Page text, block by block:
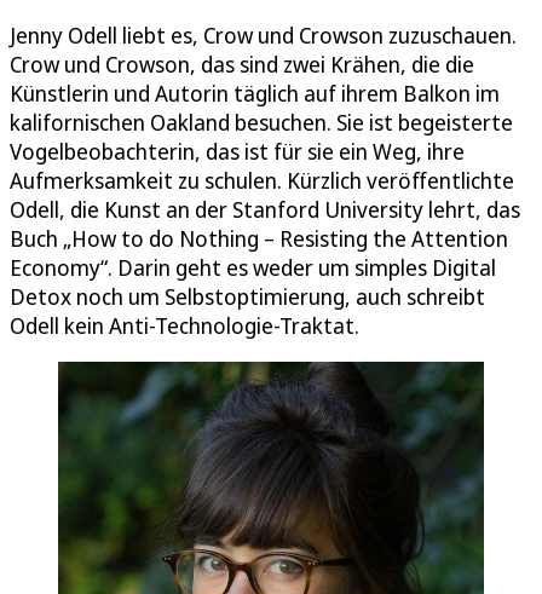
Jenny Odell liebt es, Crow und Crowson zuzuschauen.
Crow und Crowson, das sind zwei Krähen, die die
Künstlerin und Autorin täglich auf ihrem Balkon im
kalifornischen Oakland besuchen. Sie ist begeisterte
Vogelbeobachterin, das ist für sie ein Weg, ihre
Aufmerksamkeit zu schulen. Kürzlich veröffentlichte
Odell, die Kunst an der Stanford University lehrt, das
Buch „How to do Nothing – Resisting the Attention
Economy“. Darin geht es weder um simples Digital
Detox noch um Selbstoptimierung, auch schreibt
Odell kein Anti-Technologie-Traktat.